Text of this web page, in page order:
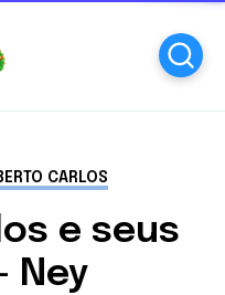
CARLOS
e seus
Ney